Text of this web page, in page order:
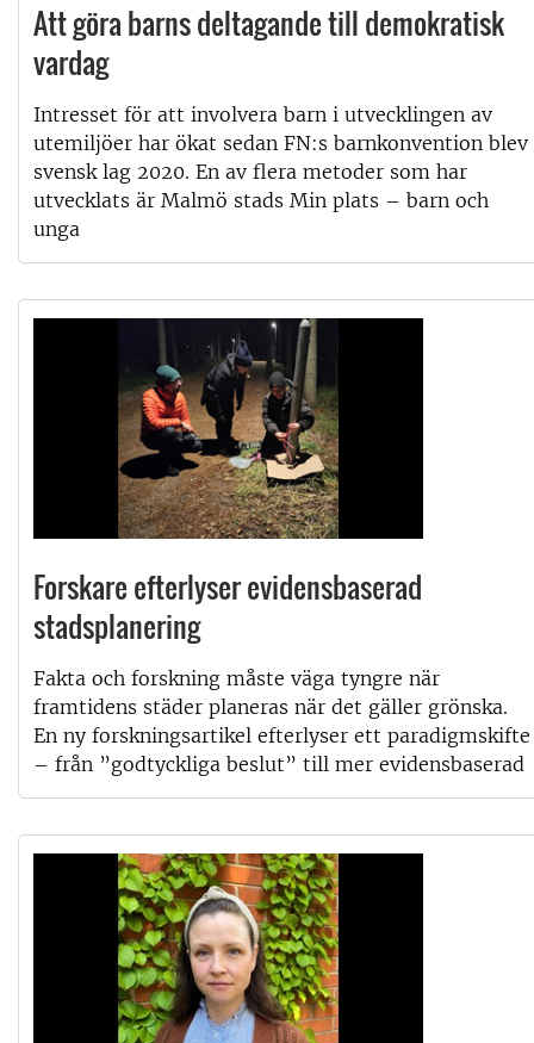
Att göra barns deltagande till demokratisk
vardag
Intresset för att involvera barn i utvecklingen av
utemiljöer har ökat sedan FN:s barnkonvention blev
svensk lag 2020. En av flera metoder som har
utvecklats är Malmö stads Min plats – barn och
unga
Forskare efterlyser evidensbaserad
stadsplanering
Fakta och forskning måste väga tyngre när
framtidens städer planeras när det gäller grönska.
En ny forskningsartikel efterlyser ett paradigmskifte
– från ”godtyckliga beslut” till mer evidensbaserad